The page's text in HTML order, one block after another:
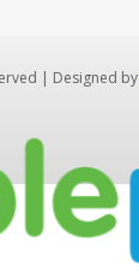
| Designed by